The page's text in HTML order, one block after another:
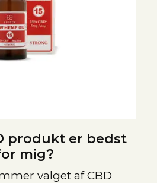
produkt er bedst
mig?
valget af CBD